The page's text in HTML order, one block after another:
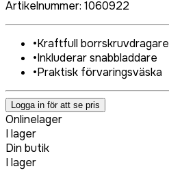
Artikelnummer: 1060922
•Kraftfull borrskruvdragare
•Inkluderar snabbladdare
•Praktisk förvaringsväska
Logga in för att se pris
Onlinelager
I lager
Din butik
I lager